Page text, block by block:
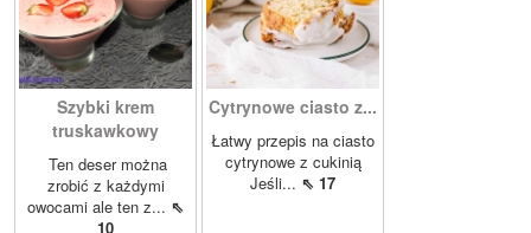
Szybki krem
truskawkowy
Ten deser można
zrobić z każdymi
owocami ale ten z... ⇖
10
Cytrynowe ciasto z...
Łatwy przepis na ciasto
cytrynowe z cukinią
Jeśli... ⇖ 17